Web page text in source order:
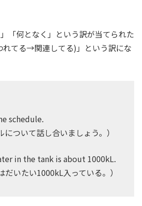
「何となく」という訳が当てられた
れてる→関連してる)」という訳にな
schedule.
について話し合いましょう。）
in the tank is about 1000kL.
だいたい1000kL入っている。）